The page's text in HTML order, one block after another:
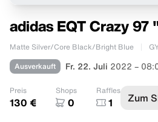
adidas EQT Crazy
Matte Silver/Core Black/Bright Blue
Ausverkauft Fr. 22. Juli 2022 –
Preis
130 €
Shops
0
Raffles
1 Zum